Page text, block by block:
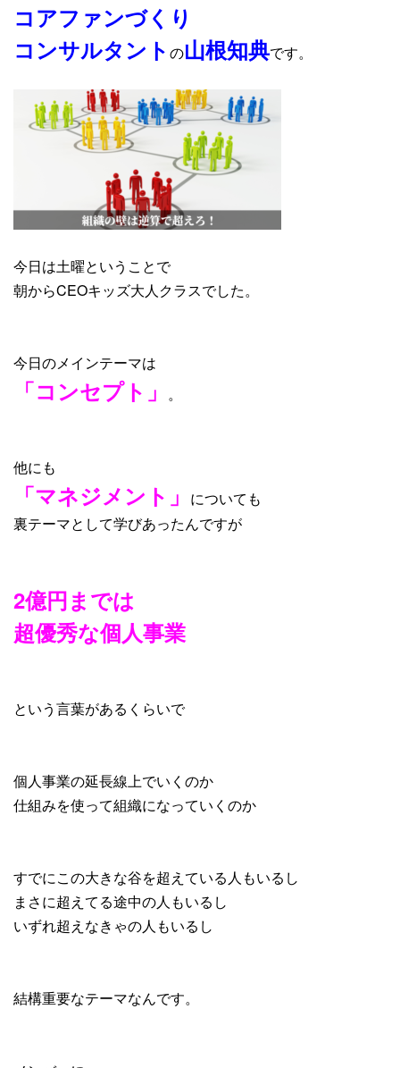
コアファンづくり
コンサルタント の山根知典です。
今日は土曜ということで
朝からCEOキッズ大人クラスでした。
今日のメインテーマは
「コンセプト」 。
他にも
「マネジメント」
についても
裏テーマとして学びあったんですが
2億円までは
超優秀な個人事業
という言葉があるくらいで
個人事業の延長線上でいくのか
仕組みを使って組織になっていくのか
すでにこの大きな谷を超えている人もいるし
まさに超えてる途中の人もいるし
いずれ超えなきゃの人もいるし
結構重要なテーマなんです。